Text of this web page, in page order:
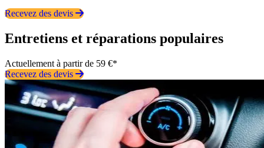
Recevez des devis
Entretiens et réparations populaires
Actuellement à partir de 59 €*
Recevez des devis